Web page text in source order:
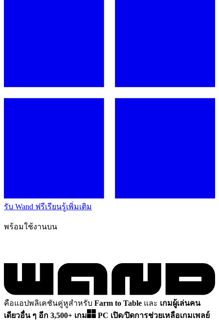
รับ Wand ฟรีเรียนรู้เพิ่มเติม
พร้อมใช้งานบน
คือแอปพลิเคชันคู่หูสำหรับ Farm to Table และ เกมผู้เล่นคน
เดียวอื่น ๆ อีก 3,500+ เกม
PC เปิด/ปิดการช่วยเหลือเกมเพลย์